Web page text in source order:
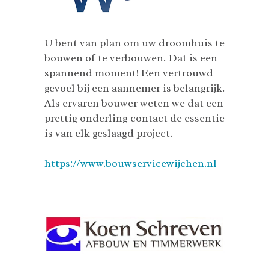
U bent van plan om uw droomhuis te
bouwen of te verbouwen. Dat is een
spannend moment! Een vertrouwd
gevoel bij een aannemer is belangrijk.
Als ervaren bouwer weten we dat een
prettig onderling contact de essentie
is van elk geslaagd project.
https://www.bouwservicewijchen.nl